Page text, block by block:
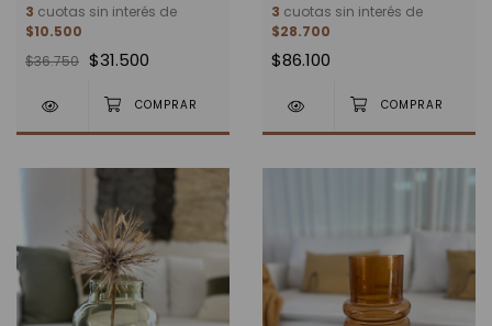
3 cuotas sin interés de
$10.500
$36.750 $31.500
3 cuotas sin interés de
$28.700
$86.100